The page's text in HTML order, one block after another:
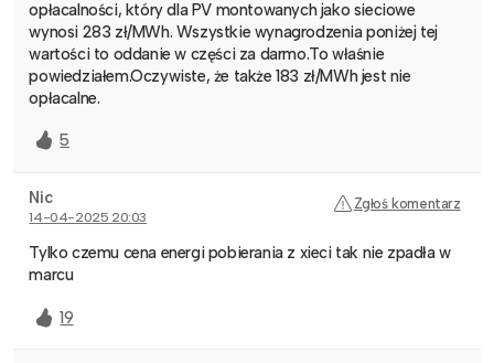
opłacalności, który dla PV montowanych jako sieciowe
wynosi 283 zł/MWh. Wszystkie wynagrodzenia poniżej tej
wartości to oddanie w części za darmo.To właśnie
powiedziałem.Oczywiste, że także 183 zł/MWh jest nie
opłacalne.
5
Nic
14-04-2025 20:03
Zgłoś komentarz
Tylko czemu cena energi pobierania z xieci tak nie zpadła w
marcu
19